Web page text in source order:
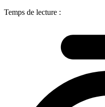
Temps de lecture :